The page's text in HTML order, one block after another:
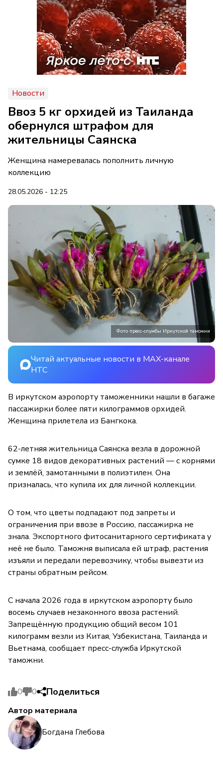
Новости
Ввоз 5 кг орхидей из Таиланда
обернулся штрафом для
жительницы Саянска
Женщина намеревалась пополнить личную
коллекцию
28.05.2026 - 12:25
Фото пресс-службы Иркутской таможни
Читай актуальные новости в MAX-канале
НТС
В иркутском аэропорту таможенники нашли в багаже
пассажирки более пяти килограммов орхидей.
Женщина прилетела из Бангкока.
62-летняя жительница Саянска везла в дорожной
сумке 18 видов декоративных растений — с корнями
и землёй, замотанными в полиэтилен. Она
призналась, что купила их для личной коллекции.
О том, что цветы подпадают под запреты и
ограничения при ввозе в Россию, пассажирка не
знала. Экспортного фитосанитарного сертификата у
неё не было. Таможня выписала ей штраф, растения
изъяли и передали перевозчику, чтобы вывезти из
страны обратным рейсом.
С начала 2026 года в иркутском аэропорту было
восемь случаев незаконного ввоза растений.
Запрещённую продукцию общий весом 101
килограмм везли из Китая, Узбекистана, Таиланда и
Вьетнама, сообщает пресс-служба Иркутской
таможни.
0 0 Поделиться
Автор материала
Богдана Глебова